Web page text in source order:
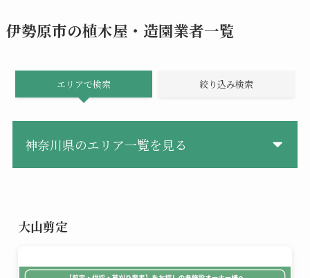
伊勢原市の植木屋・造園業者一覧
エリアで検索 絞り込み検索
神奈川県のエリア一覧を見る
大山剪定